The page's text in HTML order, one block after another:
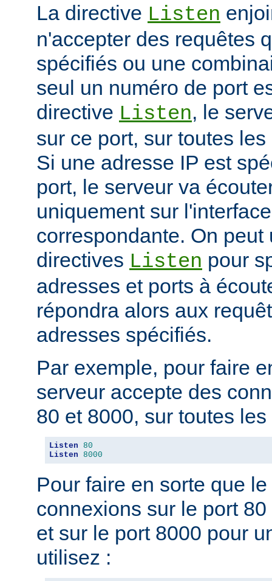
La directive Listen
n'accepter des requêtes
spécifiés ou une
seul un numéro de port
directive Listen, le
sur ce port, sur toutes
Si une adresse IP est
port, le serveur va
uniquement sur
correspondante. On
directives Listen pour
adresses et ports à
répondra alors aux
adresses spécifiés.
Par exemple, pour faire
serveur accepte des
80 et 8000, sur toutes
Listen 80
Listen 8000
Pour faire en sorte que
connexions sur le port
et sur le port 8000 pour
utilisez :